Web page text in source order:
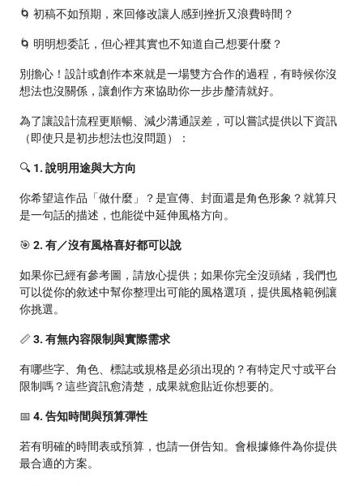
🌀 初稿不如預期，來回修改讓人感到挫折又浪費時間？
🌀 明明想委託，但心裡其實也不知道自己想要什麼？
別擔心！設計或創作本來就是一場雙方合作的過程，有時候你沒
想法也沒關係，讓創作方來協助你一步步釐清就好。
為了讓設計流程更順暢、減少溝通誤差，可以嘗試提供以下資訊
（即使只是初步想法也沒問題）：
🔍 1. 說明用途與大方向
你希望這作品「做什麼」？是宣傳、封面還是角色形象？就算只
是一句話的描述，也能從中延伸風格方向。
🎯 2. 有／沒有風格喜好都可以說
如果你已經有參考圖，請放心提供；如果你完全沒頭緒，我們也
可以從你的敘述中幫你整理出可能的風格選項，提供風格範例讓
你挑選。
📏 3. 有無內容限制與實際需求
有哪些字、角色、標誌或規格是必須出現的？有特定尺寸或平台
限制嗎？這些資訊愈清楚，成果就愈貼近你想要的。
📅 4. 告知時間與預算彈性
若有明確的時間表或預算，也請一併告知。會根據條件為你提供
最合適的方案。